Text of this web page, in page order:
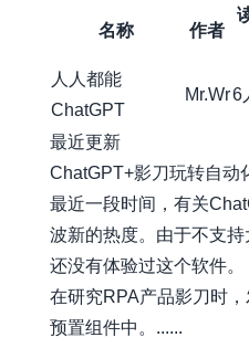
名称 作者
人人都能
ChatGPT
Mr.Wr6
最近更新
ChatGPT+影刀玩转自动
最近一段时间，有关
波新的热度。由于不支
还没有体验过这个软件。
在研究RPA产品影刀时
预置组件中。......